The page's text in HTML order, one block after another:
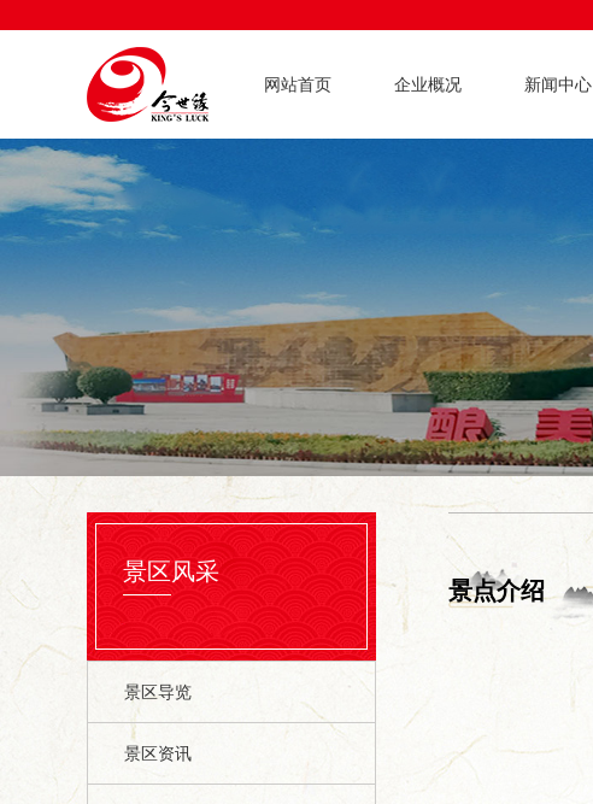
网站首页 企业概况 新闻中心
景区风采
景区导览
景区资讯
景点介绍